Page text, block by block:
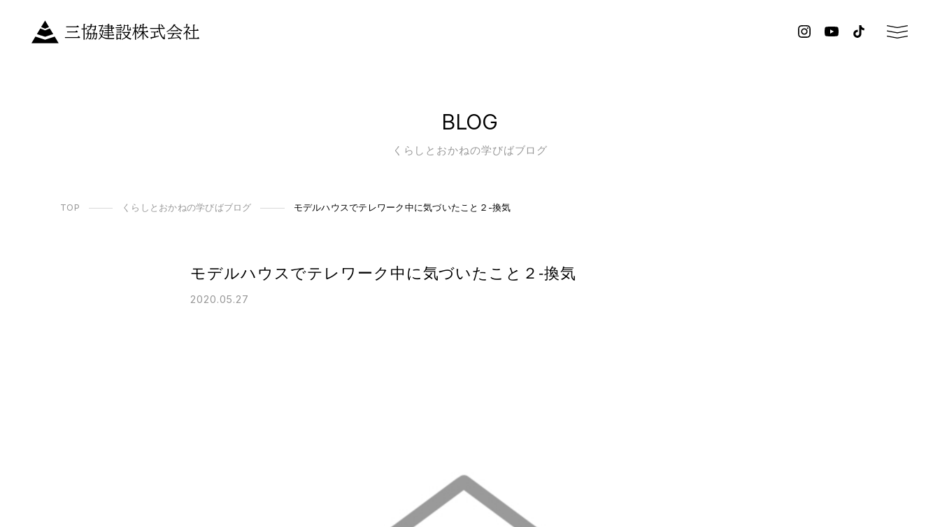
BLOG
くらしとおかねの学びばブログ
TOP くらしとおかねの学びばブログ モデルハウスでテレワーク中に気づいたこと２-換気
モデルハウスでテレワーク中に気づいたこと２-換気
2020.05.27